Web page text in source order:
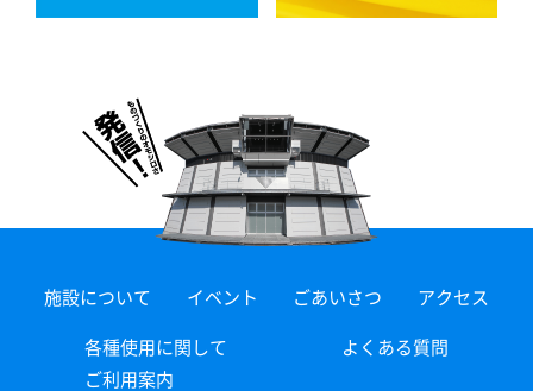
施設について イベント ごあいさつ アクセス
各種使用に関して
ご利用案内
よくある質問